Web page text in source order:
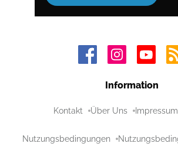
Information
Kontakt Über Uns Impressum
Nutzungsbedingungen